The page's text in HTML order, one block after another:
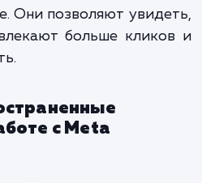
от
Description."